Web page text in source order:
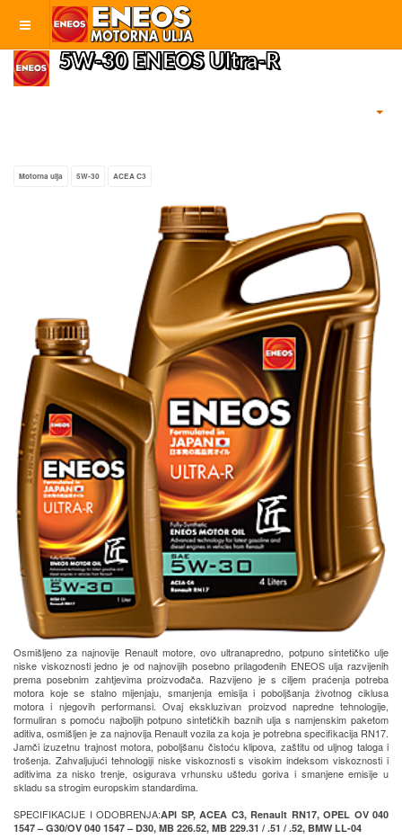
5W-30 ENEOS Ultra-R
Motorna ulja 5W-30 ACEA C3
Osmišljeno za najnovije Renault motore, ovo ultranapredno, potpuno sintetičko ulje
niske viskoznosti jedno je od najnovijih posebno prilagođenih ENEOS ulja razvijenih
prema posebnim zahtjevima proizvođača. Razvijeno je s ciljem praćenja potreba
motora koje se stalno mijenjaju, smanjenja emisija i poboljšanja životnog ciklusa
motora i njegovih performansi. Ovaj ekskluzivan proizvod napredne tehnologije,
formuliran s pomoću najboljih potpuno sintetičkih baznih ulja s namjenskim paketom
aditiva, osmišljen je za najnovija Renault vozila za koja je potrebna specifikacija RN17.
Jamči izuzetnu trajnost motora, poboljšanu čistoću klipova, zaštitu od uljnog taloga i
trošenja. Zahvaljujući tehnologiji niske viskoznosti s visokim indeksom viskoznosti i
aditivima za nisko trenje, osigurava vrhunsku uštedu goriva i smanjene emisije u
skladu sa strogim europskim standardima.
SPECIFIKACIJE I ODOBRENJA:API SP, ACEA C3, Renault RN17, OPEL OV 040
1547 – G30/OV 040 1547 – D30, MB 226.52, MB 229.31 / .51 / .52, BMW LL-04